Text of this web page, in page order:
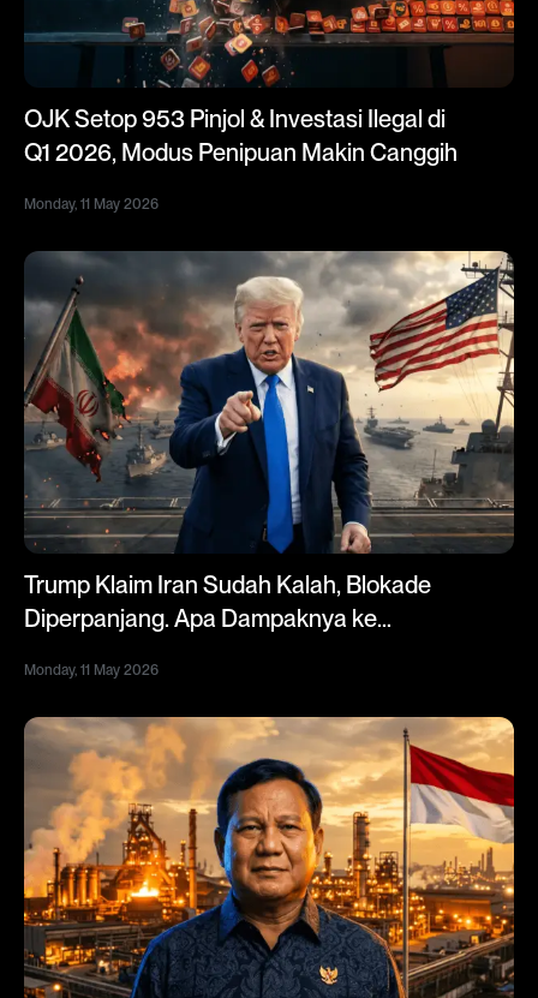
OJK Setop 953 Pinjol & Investasi Ilegal di
Q1 2026, Modus Penipuan Makin Canggih
Monday, 11 May 2026
Trump Klaim Iran Sudah Kalah, Blokade
Diperpanjang. Apa Dampaknya ke
Monday, 11 May 2026